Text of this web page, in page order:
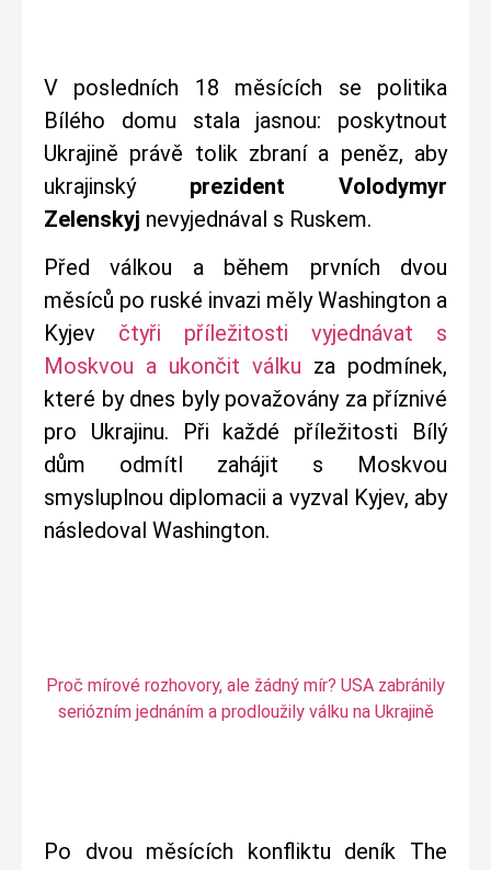
V posledních 18 měsících se politika
Bílého domu stala jasnou: poskytnout
Ukrajině právě tolik zbraní a peněz, aby
ukrajinský prezident Volodymyr
Zelenskyj nevyjednával s Ruskem.
Před válkou a během prvních dvou
měsíců po ruské invazi měly Washington a
Kyjev čtyři příležitosti vyjednávat s
Moskvou a ukončit válku za podmínek,
které by dnes byly považovány za příznivé
pro Ukrajinu. Při každé příležitosti Bílý
dům odmítl zahájit s Moskvou
smysluplnou diplomacii a vyzval Kyjev, aby
následoval Washington.
Proč mírové rozhovory, ale žádný mír? USA zabránily
seriózním jednáním a prodloužily válku na Ukrajině
Po dvou měsících konfliktu deník The